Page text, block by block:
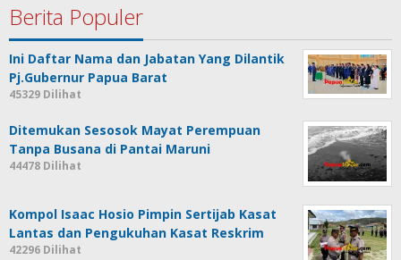
Berita Populer
Ini Daftar Nama dan Jabatan Yang Dilantik
Pj.Gubernur Papua Barat
45329 Dilihat
Ditemukan Sesosok Mayat Perempuan
Tanpa Busana di Pantai Maruni
44478 Dilihat
Kompol Isaac Hosio Pimpin Sertijab Kasat
Lantas dan Pengukuhan Kasat Reskrim
42296 Dilihat